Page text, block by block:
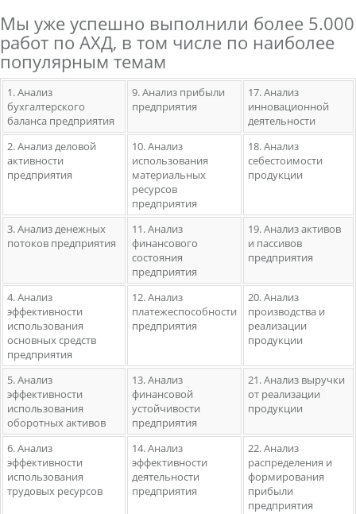
Мы уже успешно выполнили более 5.000
работ по АХД, в том числе по наиболее
популярным темам
1. Анализ
бухгалтерского
баланса предприятия
9. Анализ прибыли
предприятия
17. Анализ
инновационной
деятельности
2. Анализ деловой
активности
предприятия
10. Анализ
использования
материальных
ресурсов
предприятия
18. Анализ
себестоимости
продукции
3. Анализ денежных
потоков предприятия
11. Анализ
финансового
состояния
предприятия
19. Анализ активов
и пассивов
предприятия
4. Анализ
эффективности
использования
основных средств
предприятия
12. Анализ
платежеспособности
предприятия
20. Анализ
производства и
реализации
продукции
5. Анализ
эффективности
использования
оборотных активов
13. Анализ
финансовой
устойчивости
предприятия
21. Анализ выручки
от реализации
продукции
6. Анализ
эффективности
использования
трудовых ресурсов
14. Анализ
эффективности
деятельности
предприятия
22. Анализ
распределения и
формирования
прибыли
предприятия